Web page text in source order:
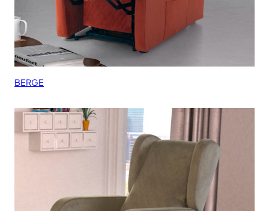
BERGE